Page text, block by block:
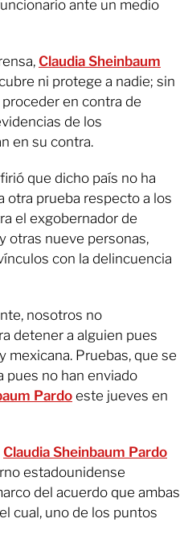
ante un medio
Claudia Sheinbaum
ni protege a nadie; sin
en contra de
de los
en su contra.
que dicho país no ha
otra prueba respecto a los
el exgobernador de
otras nueve personas,
con la delincuencia
nosotros no
detener a alguien pues
mexicana. Pruebas, que se
pues no han enviado
Pardo este jueves en
Claudia Sheinbaum Pardo
estadounidense
del acuerdo que ambas
cual, uno de los puntos